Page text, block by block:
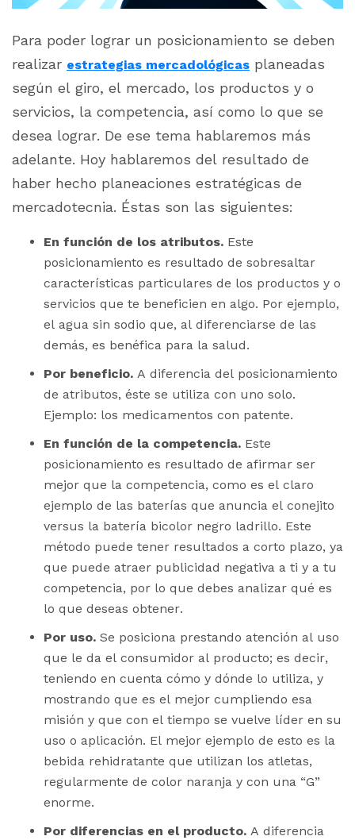
Para poder lograr un posicionamiento se deben
realizar estrategias mercadológicas planeadas
según el giro, el mercado, los productos y o
servicios, la competencia, así como lo que se
desea lograr. De ese tema hablaremos más
adelante. Hoy hablaremos del resultado de
haber hecho planeaciones estratégicas de
mercadotecnia. Éstas son las siguientes:
En función de los atributos. Este
posicionamiento es resultado de sobresaltar
características particulares de los productos y o
servicios que te beneficien en algo. Por ejemplo,
el agua sin sodio que, al diferenciarse de las
demás, es benéfica para la salud.
Por beneficio. A diferencia del posicionamiento
de atributos, éste se utiliza con uno solo.
Ejemplo: los medicamentos con patente.
En función de la competencia. Este
posicionamiento es resultado de afirmar ser
mejor que la competencia, como es el claro
ejemplo de las baterías que anuncia el conejito
versus la batería bicolor negro ladrillo. Este
método puede tener resultados a corto plazo, ya
que puede atraer publicidad negativa a ti y a tu
competencia, por lo que debes analizar qué es
lo que deseas obtener.
Por uso. Se posiciona prestando atención al uso
que le da el consumidor al producto; es decir,
teniendo en cuenta cómo y dónde lo utiliza, y
mostrando que es el mejor cumpliendo esa
misión y que con el tiempo se vuelve líder en su
uso o aplicación. El mejor ejemplo de esto es la
bebida rehidratante que utilizan los atletas,
regularmente de color naranja y con una “G”
enorme.
Por diferencias en el producto. A diferencia